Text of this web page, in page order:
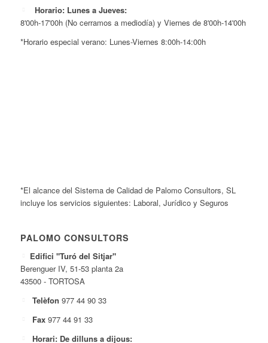
Horario: Lunes a Jueves:
8'00h-17'00h (No cerramos a mediodía) y Viernes de 8'00h-14'00h
*Horario especial verano: Lunes-Viernes 8:00h-14:00h
*El alcance del Sistema de Calidad de Palomo Consultors, SL
incluye los servicios siguientes: Laboral, Jurídico y Seguros
PALOMO CONSULTORS
Edifici "Turó del Sitjar"
Berenguer IV, 51-53 planta 2a
43500 - TORTOSA
Telèfon 977 44 90 33
Fax 977 44 91 33
Horari: De dilluns a dijous: